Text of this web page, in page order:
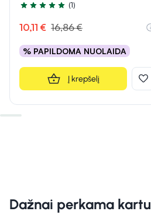
Įvertinimas 5.0 iš 5
(1)
10,11 € 16,86 €
% PAPILDOMA NUOLAIDA
Į krepšelį
Dažnai perkama kartu